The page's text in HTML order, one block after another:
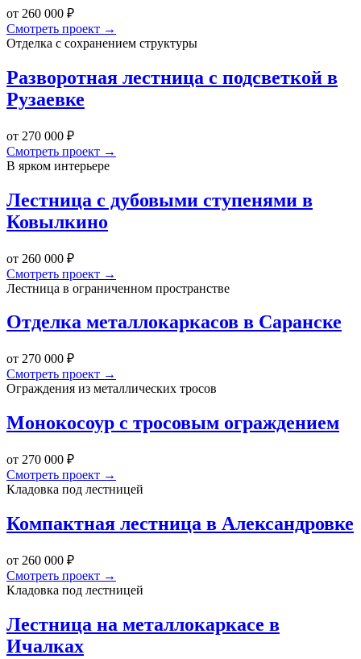
от 260 000 ₽
Смотреть проект →
Отделка с сохранением структуры
Разворотная лестница с подсветкой в
Рузаевке
от 270 000 ₽
Смотреть проект →
В ярком интерьере
Лестница с дубовыми ступенями в
Ковылкино
от 260 000 ₽
Смотреть проект →
Лестница в ограниченном пространстве
Отделка металлокаркасов в Саранске
от 270 000 ₽
Смотреть проект →
Ограждения из металлических тросов
Монокосоур с тросовым ограждением
от 270 000 ₽
Смотреть проект →
Кладовка под лестницей
Компактная лестница в Александровке
от 260 000 ₽
Смотреть проект →
Кладовка под лестницей
Лестница на металлокаркасе в
Ичалках